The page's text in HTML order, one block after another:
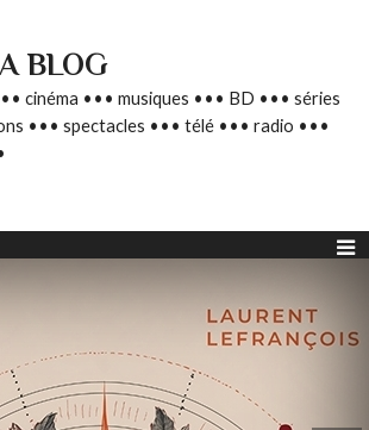
BLOG
cinéma ••• musiques ••• BD ••• séries
••• spectacles ••• télé ••• radio •••